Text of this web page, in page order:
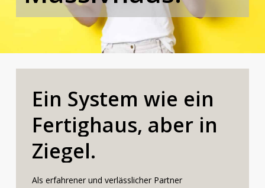
Ein System wie ein
Fertighaus, aber in
Ziegel.
Als erfahrener und verlässlicher Partner